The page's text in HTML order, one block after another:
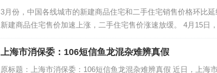
3月份，中国各线城市的新建商品住宅和二手住宅销售价格环比
新建商品住宅售价加速上涨，二手住宅售价涨速放缓。 4月15日
份，70个大中城市中商品住宅销售价格上涨城市个数增加，各线...
上海市消保委：106短信鱼龙混杂难辨真假
原标题：上海市消保委：106短信鱼龙混杂难辨真假 近日，上海